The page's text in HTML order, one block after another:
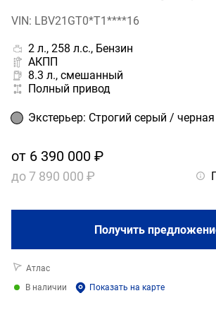
VIN: LBV21GT0*T1****16
2 л., 258 л.с., Бензин
АКПП
8.3 л., смешанный
Полный привод
Экстерьер: Строгий серый /
от 6 390 000 ₽
до7 890 000 ₽
Получить
Атлас
В наличии
Показать на карте